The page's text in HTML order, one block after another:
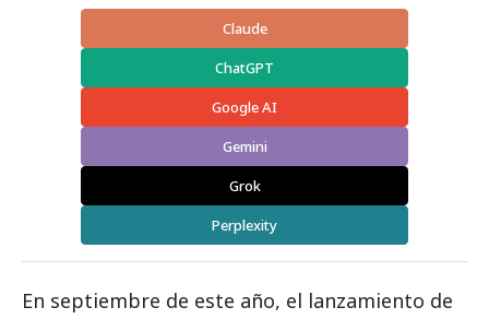
Claude
ChatGPT
Google AI
Gemini
Grok
Perplexity
En septiembre de este año, el lanzamiento de